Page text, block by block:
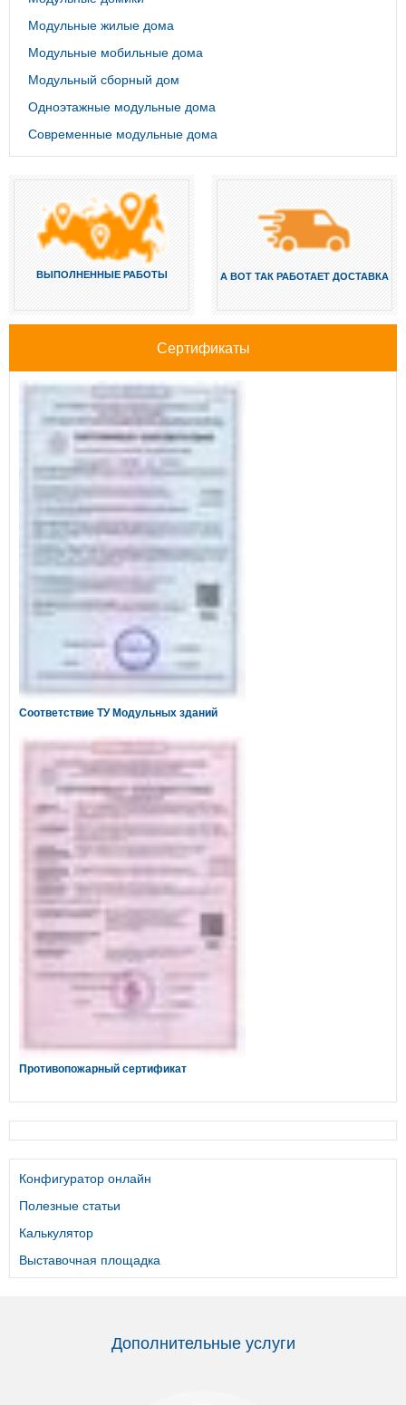
Модульные жилые дома
Модульные мобильные дома
Модульный сборный дом
Одноэтажные модульные дома
Современные модульные дома
ВЫПОЛНЕННЫЕ РАБОТЫ А ВОТ ТАК РАБОТАЕТ ДОСТАВКА
Сертификаты
Соответствие ТУ Модульных зданий
Противопожарный сертификат
Конфигуратор онлайн
Полезные статьи
Калькулятор
Выставочная площадка
Дополнительные услуги